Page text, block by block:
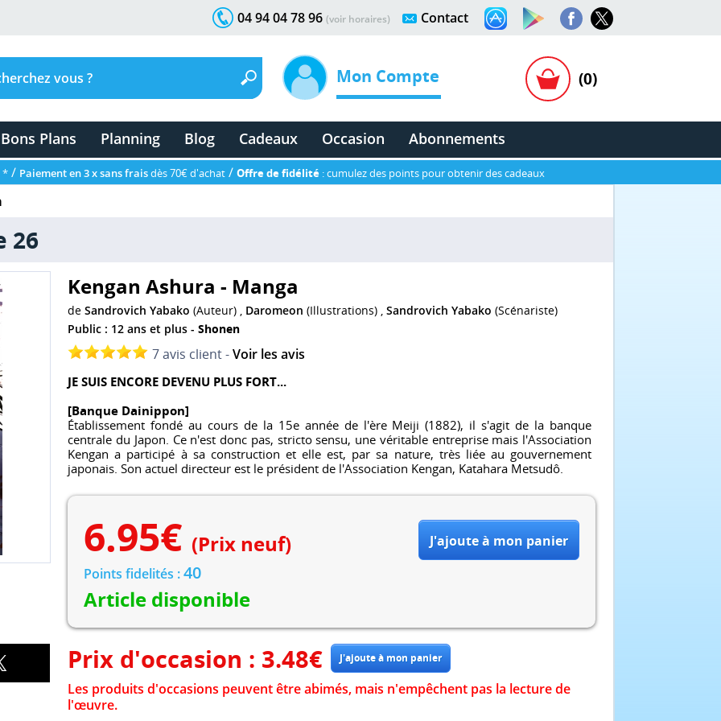
Contact
04 94 04 78 96 (voir horaires)
Mon Compte (0)
Bons Plans Planning Blog Cadeaux Occasion Abonnements
* / Paiement en 3 x sans fraisdès 70€ d'achat / Offre de fidélité : cumulez des points pour obtenir des cadeaux
26
Kengan Ashura - Manga
deSandrovich Yabako (Auteur) , Daromeon (Illustrations) ,Sandrovich Yabako (Scénariste)
Public : 12 ans et plus -Shonen
7 avis client -Voir les avis
JE SUIS ENCORE DEVENU PLUS FORT...
[Banque Dainippon]
Établissement fondé au cours de la 15e année de l'ère Meiji (1882), il s'agit de la banque
centrale du Japon. Ce n'est donc pas, stricto sensu, une véritable entreprise mais l'Association
Kengan a participé à sa construction et elle est, par sa nature, très liée au gouvernement
japonais. Son actuel directeur est le président de l'Association Kengan, Katahara Metsudô.
6.95€ (Prix neuf)
Points fidelités :40
Article disponible
Prix d'occasion : 3.48€
Les produits d'occasions peuvent être abimés, mais n'empêchent pas la lecture de
l'œuvre.